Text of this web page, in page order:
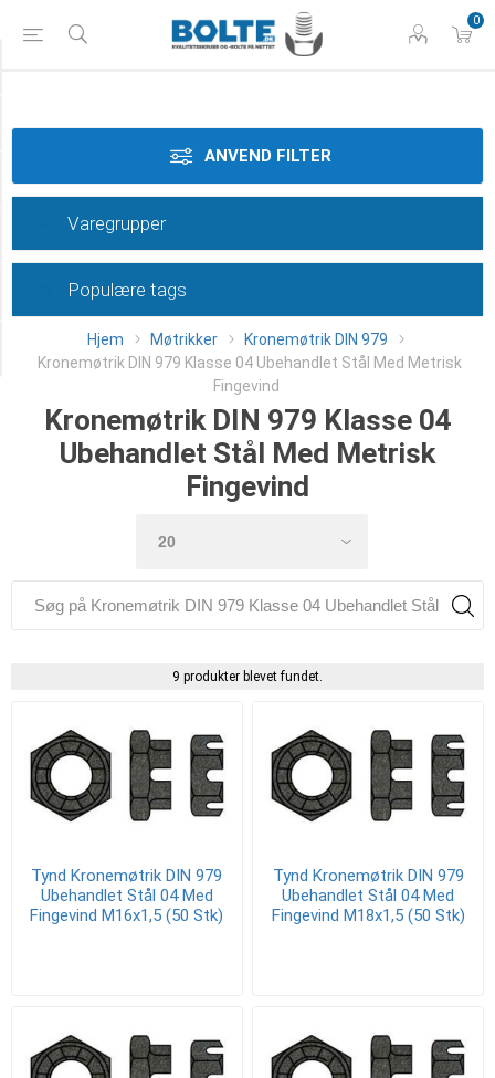
0
Hjem Møtrikker
Kronemøtrik DIN 979
Kronemøtrik DIN 979 Klasse 04 Ubehandlet Stål Med Metrisk
Fingevind
Kronemøtrik DIN 979 Klasse 04
Ubehandlet Stål Med Metrisk
Fingevind
9 produkter blevet fundet.
Tynd Kronemøtrik DIN 979
Ubehandlet Stål 04 Med
Fingevind M16x1,5 (50 Stk)
Tynd Kronemøtrik DIN 979
Ubehandlet Stål 04 Med
Fingevind M18x1,5 (50 Stk)
ANVEND FILTER
Dimension
Overflade
Category
Varegrupper
Populære tags